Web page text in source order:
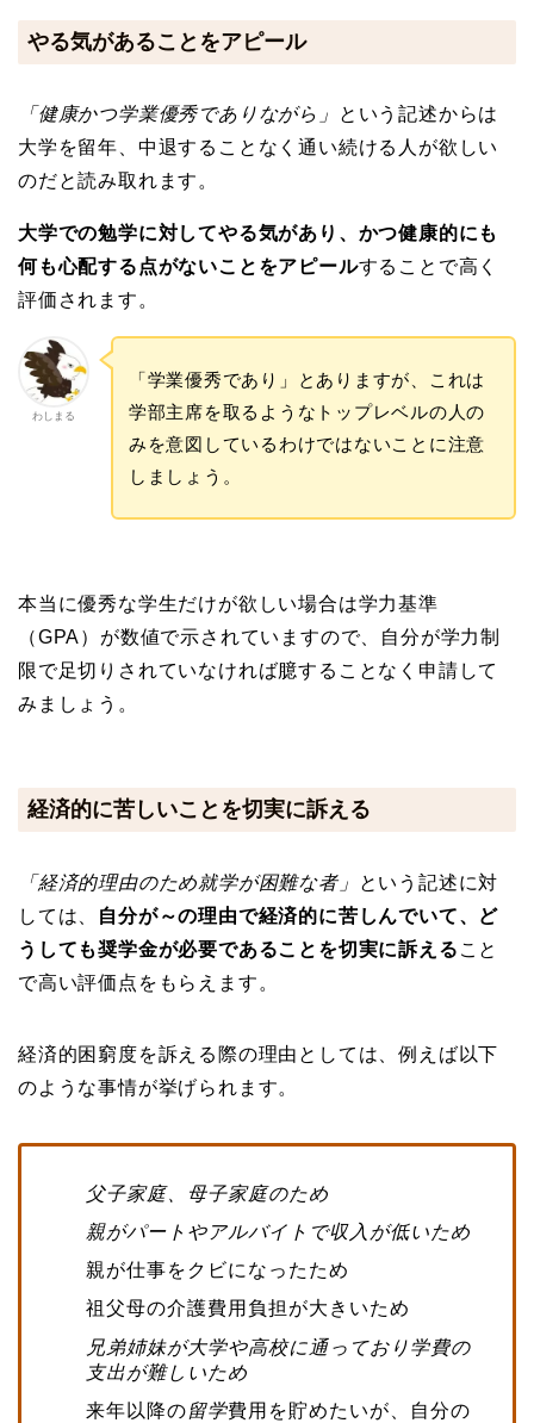
やる気があることをアピール
「健康かつ学業優秀でありながら」
という記述からは
大学を留年、中退することなく通い続ける人が欲しい
のだと読み取れます。
大学での勉学に対してやる気があり、かつ健康的にも
何も心配する点がないことをアピールすることで高く
評価されます。
わしまる
「学業優秀であり」とありますが、これは
学部主席を取るようなトップレベルの人の
みを意図しているわけではないことに注意
しましょう。
本当に優秀な学生だけが欲しい場合は学力基準
（GPA）が数値で示されていますので、自分が学力制
限で足切りされていなければ臆することなく申請して
みましょう。
経済的に苦しいことを切実に訴える
「経済的理由のため就学が困難な者」
という記述に対
しては、
自分が～の理由で経済的に苦しんでいて、ど
うしても奨学金が必要であることを切実に訴える こと
で高い評価点をもらえます。
経済的困窮度を訴える際の理由としては、例えば以下
のような事情が挙げられます。
父子家庭、母子家庭のため
親がパートやアルバイトで収入が低いため
親が仕事をクビになったため
祖父母の介護費用負担が大きいため
兄弟姉妹が大学や高校に通っており学費の
支出が難しいため
来年以降の留学費用を貯めたいが、自分の